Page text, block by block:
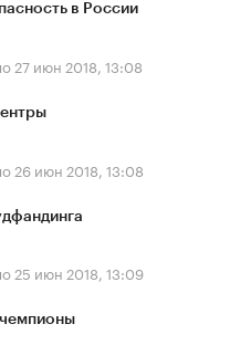
в России
27 июн 2018, 13:08
26 июн 2018, 13:08
25 июн 2018, 13:09